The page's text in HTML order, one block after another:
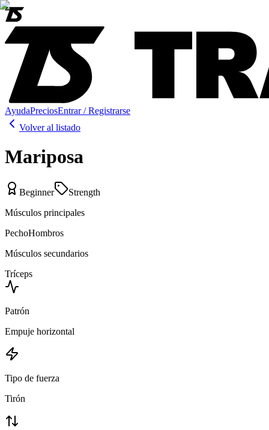
AyudaPreciosEntrar / Registrarse
Volver al listado
Mariposa
Beginner
Strength
Músculos principales
PechoHombros
Músculos secundarios
Tríceps
Patrón
Empuje horizontal
Tipo de fuerza
Tirón